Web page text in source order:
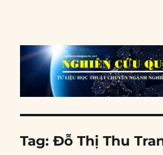
Tag:Đỗ Thị Thu